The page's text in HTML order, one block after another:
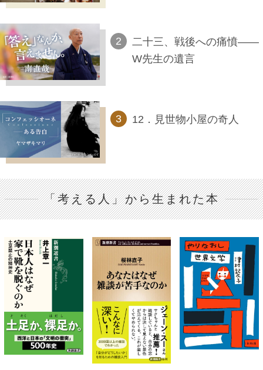
二十三、戦後への痛憤――
W先生の遺言
12．見世物小屋の奇人
「考える人」から生まれた本